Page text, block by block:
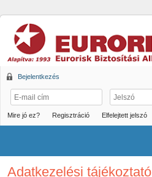
Bejelentkezés
Mire jó ez? Regisztráció Elfelejtett jelszó
Adatkezelési tájékoztató